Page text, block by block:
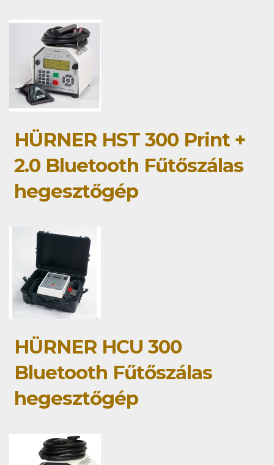
HÜRNER HST 300 Print +
2.0 Bluetooth Fűtőszálas
hegesztőgép
HÜRNER HCU 300
Bluetooth Fűtőszálas
hegesztőgép